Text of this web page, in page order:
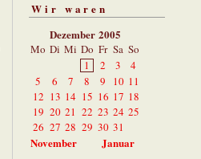
Wir waren
Dezember 2005
Mo Di Mi Do Fr Sa So
1
2 3
4
5
6 7 8 9 10 11
12 13 14 15 16 17 18
19 20 21 22 23 24 25
26 27 28 29 30 31
November
Januar